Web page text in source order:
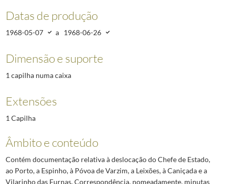
Datas de produção
1968-05-07 a 1968-06-26
Dimensão e suporte
1 capilha numa caixa
Extensões
1 Capilha
Âmbito e conteúdo
Contém documentação relativa à deslocação do Chefe de Estado,
ao Porto, a Espinho, à Póvoa de Varzim, a Leixões, à Caniçada e a
Vilarinho das Furnas. Correspondência, nomeadamente, minutas